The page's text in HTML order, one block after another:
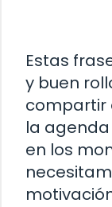
Estas
y buen
compartir
la
en los